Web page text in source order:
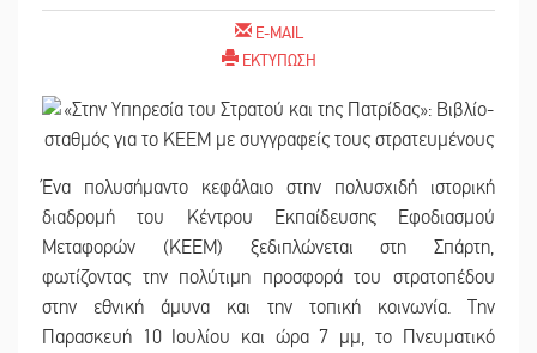
E-MAIL
ΕΚΤΥΠΩΣΗ
Ένα πολυσήμαντο κεφάλαιο στην πολυσχιδή ιστορική
διαδρομή του Κέντρου Εκπαίδευσης Εφοδιασμού
Μεταφορών (ΚΕΕΜ) ξεδιπλώνεται στη Σπάρτη,
φωτίζοντας την πολύτιμη προσφορά του στρατοπέδου
στην εθνική άμυνα και την τοπική κοινωνία. Την
Παρασκευή 10 Ιουλίου και ώρα 7 μμ, το Πνευματικό